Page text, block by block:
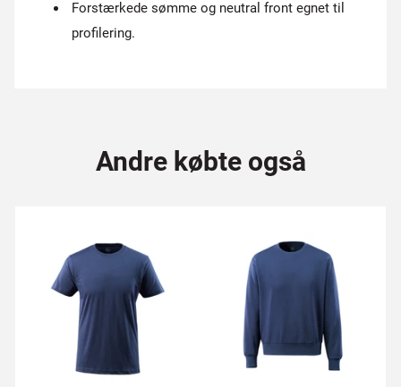
Forstærkede sømme og neutral front egnet til
profilering.
Andre købte også